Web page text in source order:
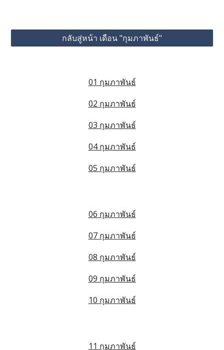
กลับสู่หน้า เดือน "กุมภาพันธ์"
01 กุมภาพันธ์
02 กุมภาพันธ์
03 กุมภาพันธ์
04 กุมภาพันธ์
05 กุมภาพันธ์
06 กุมภาพันธ์
07 กุมภาพันธ์
08 กุมภาพันธ์
09 กุมภาพันธ์
10 กุมภาพันธ์
11 กุมภาพันธ์